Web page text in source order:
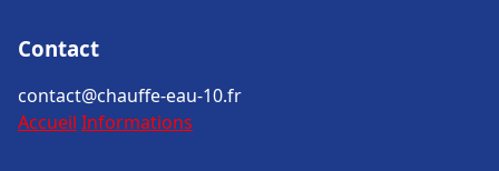
Contact
contact@chauffe-eau-10.fr
Accueil Informations